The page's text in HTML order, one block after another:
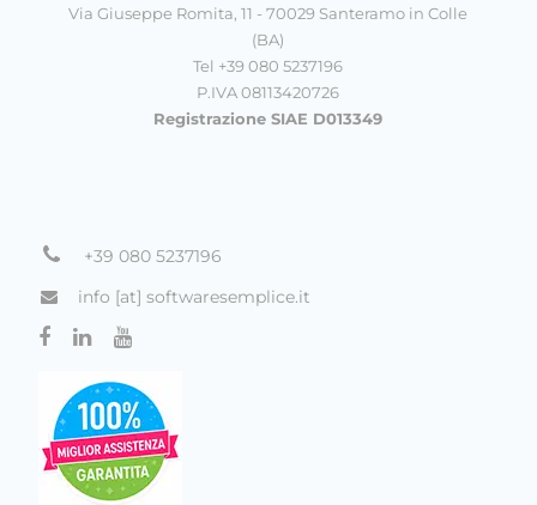
Via Giuseppe Romita, 11 - 70029 Santeramo in Colle
(BA)
Tel +39 080 5237196
P.IVA 08113420726
Registrazione SIAE D013349
+39 080 5237196
info [at] softwaresemplice.it